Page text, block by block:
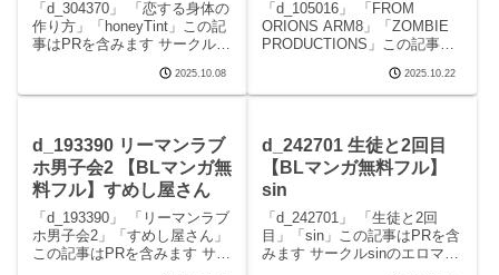
「d_304370」 「恋する身体の
作り方」「honeyTint」この記
事はPRを含みます サークル
続きを読むd_304370 恋する身
体の作り方の見どころシーン
2025.10.08
「d_105016」 「FROM
ORIONS ARM8」「ZOMBIE
PRODUCTIONS」この記事は
ZOMBIE PRODUCTIONSのエ
ロマンガです。 続きを読む
2025.10.22
d_193390 リーマンラブ
ホ男子会2 【BLマンガ無
料フル】すめし屋さん
「d_193390」 「リーマンラブ
ホ男子会2」「すめし屋さん」
この記事はPRを含みます サー
d_242701 生徒と2回目
【BLマンガ無料フル】
sin
「d_242701」 「生徒と2回
目」「sin」この記事はPRを含
みます サークルsinのエロマン